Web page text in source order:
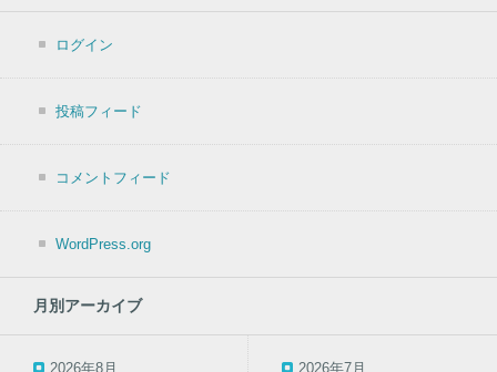
ログイン
投稿フィード
コメントフィード
WordPress.org
月別アーカイブ
2026年8月 2026年7月